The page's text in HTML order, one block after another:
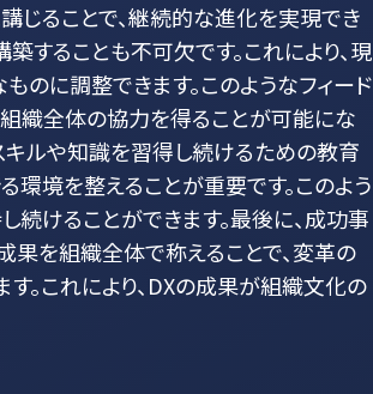
じることで、継続的な進化を実現でき
することも不可欠です。これにより、現
に調整できます。このようなフィード
組織全体の協力を得ることが可能にな
キルや知識を習得し続けるための教育
境を整えることが重要です。このよう
けることができます。最後に、成功事
果を組織全体で称えることで、変革の
。これにより、DXの成果が組織文化の